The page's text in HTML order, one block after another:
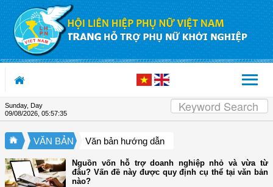
Skip to Content
Sunday, Day
09/08/2026 05:57:36
VĂN BẢN Văn bản hướng dẫn
Nguồn vốn hỗ trợ doanh nghiệp nhỏ và vừa từ
đâu? Vấn đề này được quy định cụ thể tại văn bản
nào?